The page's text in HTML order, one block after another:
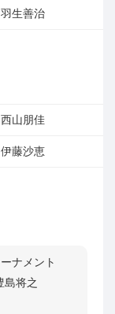
羽生善治
西山朋佳
伊藤沙恵
ナメント
島将之